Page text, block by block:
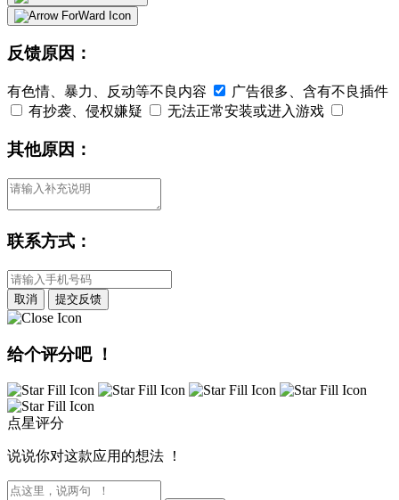
反馈原因：
有色情、暴力、反动等不良内容
广告很多、含有不良插件
有抄袭、侵权嫌疑
无法正常安装或进入游戏
其他原因：
联系方式：
取消 提交反馈
给个评分吧 ！
点星评分
说说你对这款应用的想法 ！